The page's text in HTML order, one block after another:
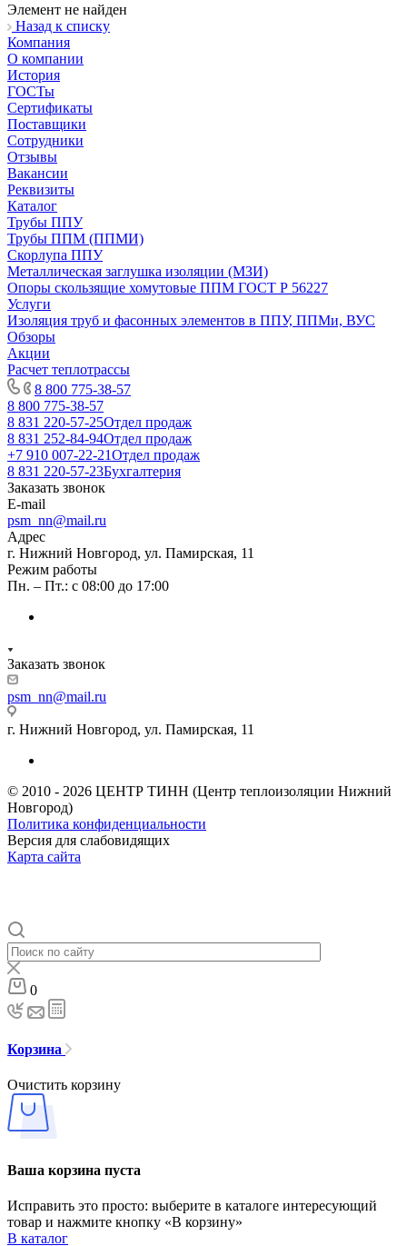
Элемент не найден
Назад к списку
Компания
О компании
История
ГОСТы
Сертификаты
Поставщики
Сотрудники
Отзывы
Вакансии
Реквизиты
Каталог
Трубы ППУ
Трубы ППМ (ППМИ)
Скорлупа ППУ
Металлическая заглушка изоляции (МЗИ)
Опоры скользящие хомутовые ППМ ГОСТ Р 56227
Услуги
Изоляция труб и фасонных элементов в ППУ, ППМи, ВУС
Обзоры
Акции
Расчет теплотрассы
8 800 775-38-57
8 800 775-38-57
8 831 220-57-25Отдел продаж
8 831 252-84-94Отдел продаж
+7 910 007-22-21Отдел продаж
8 831 220-57-23Бухгалтерия
Заказать звонок
E-mail
psm_nn@mail.ru
Адрес
г. Нижний Новгород, ул. Памирская, 11
Режим работы
Пн. – Пт.: с 08:00 до 17:00
Заказать звонок
psm_nn@mail.ru
г. Нижний Новгород, ул. Памирская, 11
© 2010 - 2026 ЦЕНТР ТИНН (Центр теплоизоляции Нижний
Новгород)
Политика конфиденциальности
Версия для слабовидящих
Карта сайта
0
Корзина
Очистить корзину
Ваша корзина пуста
Исправить это просто: выберите в каталоге интересующий
товар и нажмите кнопку «В корзину»
В каталог